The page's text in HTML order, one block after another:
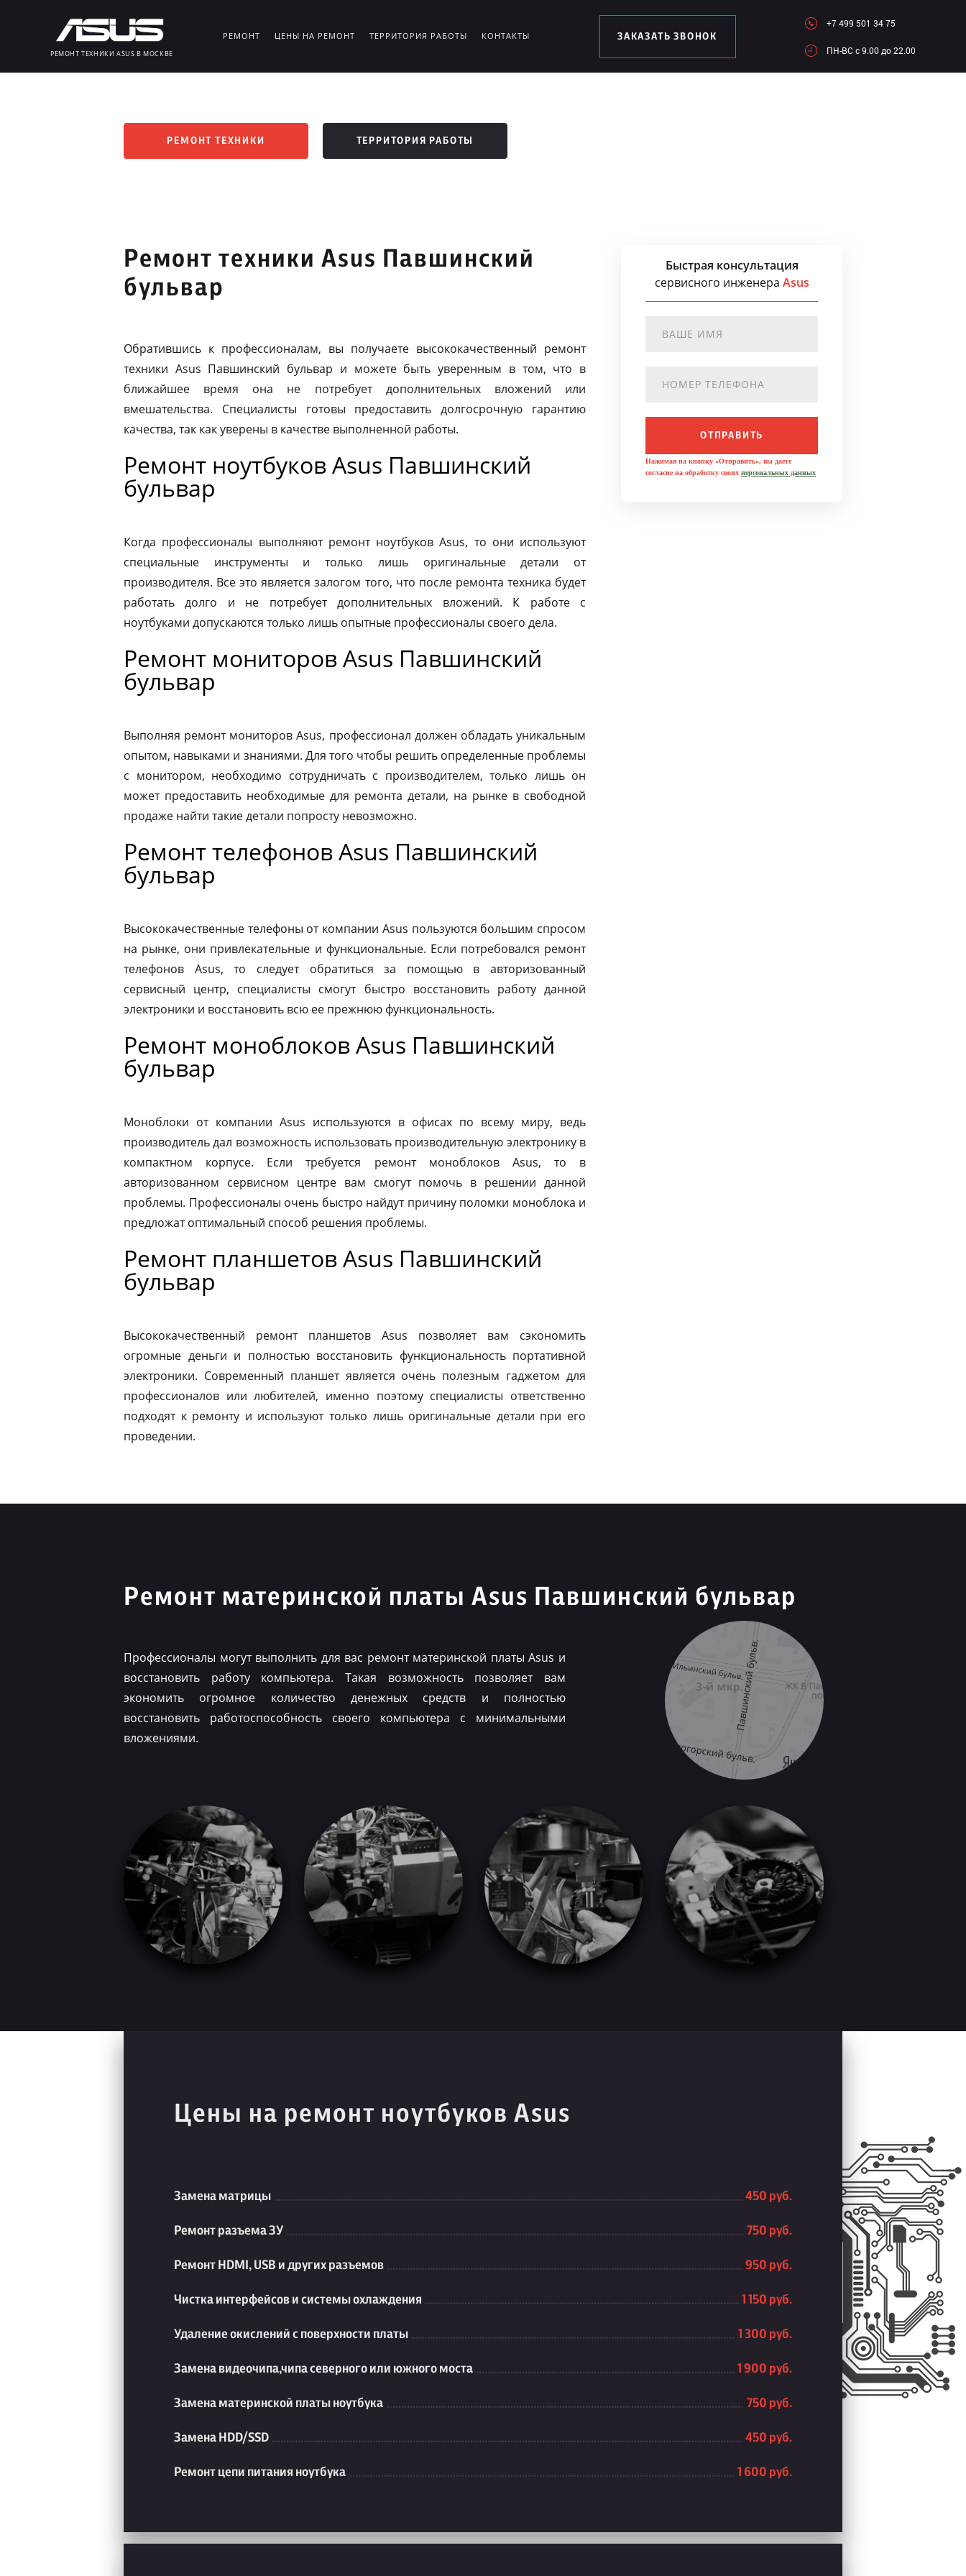
РЕМОНТ ТЕХНИКИ ASUS В МОСКВЕ
РЕМОНТ ЦЕНЫ НА РЕМОНТ ТЕРРИТОРИЯ РАБОТЫ КОНТАКТЫ ЗАКАЗАТЬ ЗВОНОК
+7 499 501 34 75
ПН-ВC c 9.00 до 22.00
РЕМОНТ ТЕХНИКИ ТЕРРИТОРИЯ РАБОТЫ
Ремонт техники Asus Павшинский
бульвар
Обратившись к профессионалам, вы получаете высококачественный ремонт
техники Asus Павшинский бульвар и можете быть уверенным в том, что в
ближайшее время она не потребует дополнительных вложений или
вмешательства. Специалисты готовы предоставить долгосрочную гарантию
качества, так как уверены в качестве выполненной работы.
Ремонт ноутбуков Asus Павшинский
бульвар
Когда профессионалы выполняют ремонт ноутбуков Asus, то они используют
специальные инструменты и только лишь оригинальные детали от
производителя. Все это является залогом того, что после ремонта техника будет
работать долго и не потребует дополнительных вложений. К работе с
ноутбуками допускаются только лишь опытные профессионалы своего дела.
Ремонт мониторов Asus Павшинский
бульвар
Выполняя ремонт мониторов Asus, профессионал должен обладать уникальным
опытом, навыками и знаниями. Для того чтобы решить определенные проблемы
с монитором, необходимо сотрудничать с производителем, только лишь он
может предоставить необходимые для ремонта детали, на рынке в свободной
продаже найти такие детали попросту невозможно.
Ремонт телефонов Asus Павшинский
бульвар
Высококачественные телефоны от компании Asus пользуются большим спросом
на рынке, они привлекательные и функциональные. Если потребовался ремонт
телефонов Asus, то следует обратиться за помощью в авторизованный
сервисный центр, специалисты смогут быстро восстановить работу данной
электроники и восстановить всю ее прежнюю функциональность.
Ремонт моноблоков Asus Павшинский
бульвар
Моноблоки от компании Asus используются в офисах по всему миру, ведь
производитель дал возможность использовать производительную электронику в
компактном корпусе. Если требуется ремонт моноблоков Asus, то в
авторизованном сервисном центре вам смогут помочь в решении данной
проблемы. Профессионалы очень быстро найдут причину поломки моноблока и
предложат оптимальный способ решения проблемы.
Ремонт планшетов Asus Павшинский
бульвар
Высококачественный ремонт планшетов Asus позволяет вам сэкономить
огромные деньги и полностью восстановить функциональность портативной
электроники. Современный планшет является очень полезным гаджетом для
профессионалов или любителей, именно поэтому специалисты ответственно
подходят к ремонту и используют только лишь оригинальные детали при его
проведении.
Быстрая консультация
сервисного инженера Asus
ОТПРАВИТЬ
Нажимая на кнопку «Отправить», вы даете
согласие на обработку своих персональных данных
Ремонт материнской платы Asus Павшинский бульвар
Профессионалы могут выполнить для вас ремонт материнской платы Asus и
восстановить работу компьютера. Такая возможность позволяет вам
экономить огромное количество денежных средств и полностью
восстановить работоспособность своего компьютера с минимальными
вложениями.
Цены на ремонт ноутбуков Asus
Замена матрицы 450 руб.
Ремонт разъема ЗУ 750 руб.
Ремонт HDMI, USB и других разъемов 950 руб.
Чистка интерфейсов и системы охлаждения 1 150 руб.
Удаление окислений с поверхности платы 1 300 руб.
Замена видеочипа,чипа северного или южного моста 1 900 руб.
Замена материнской платы ноутбука 750 руб.
Замена HDD/SSD 450 руб.
Ремонт цепи питания ноутбука 1 600 руб.